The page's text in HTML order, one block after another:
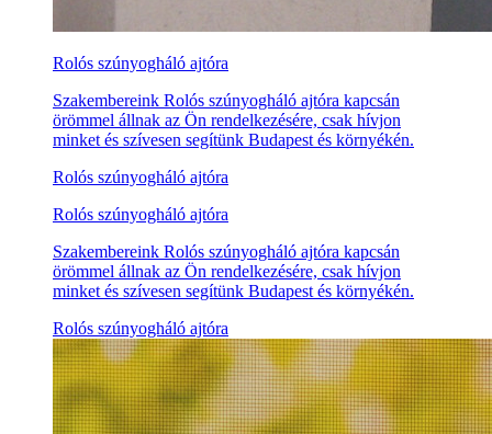
Rolós szúnyogháló ajtóra
Szakembereink Rolós szúnyogháló ajtóra kapcsán
örömmel állnak az Ön rendelkezésére, csak hívjon
minket és szívesen segítünk Budapest és környékén.
Rolós szúnyogháló ajtóra
Rolós szúnyogháló ajtóra
Szakembereink Rolós szúnyogháló ajtóra kapcsán
örömmel állnak az Ön rendelkezésére, csak hívjon
minket és szívesen segítünk Budapest és környékén.
Rolós szúnyogháló ajtóra